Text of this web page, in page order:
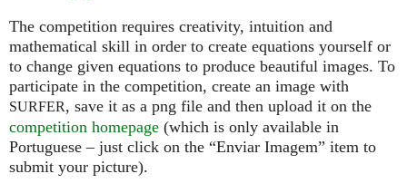
The competition requires creativity, intuition and
mathematical skill in order to create equations yourself or
to change given equations to produce beautiful images. To
participate in the competition, create an image with
SURFER, save it as a png file and then upload it on the
competition homepage (which is only available in
Portuguese – just click on the “Enviar Imagem” item to
submit your picture).